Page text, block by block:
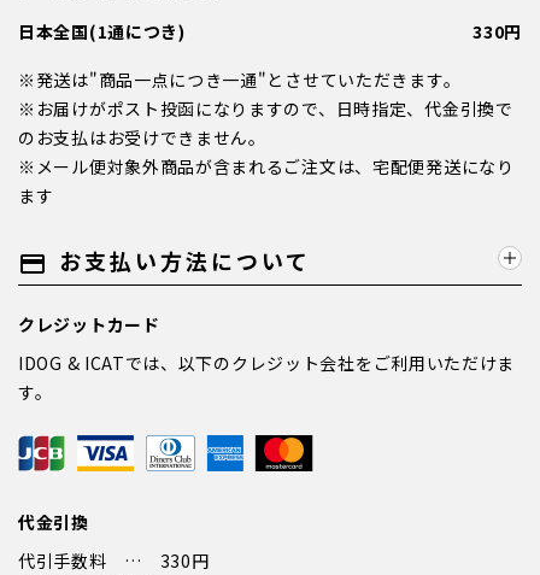
日本全国(1通につき)
330円
※発送は"商品一点につき一通"とさせていただきます。
※お届けがポスト投函になりますので、日時指定、代金引換で
のお支払はお受けできません。
※メール便対象外商品が含まれるご注文は、宅配便発送になり
ます
payment お支払い方法について
クレジットカード
IDOG & ICATでは、以下のクレジット会社をご利用いただけま
す。
代金引換
代引手数料 … 330円